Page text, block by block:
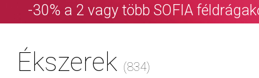
THOMAS SABO:
Ékszerek (834)